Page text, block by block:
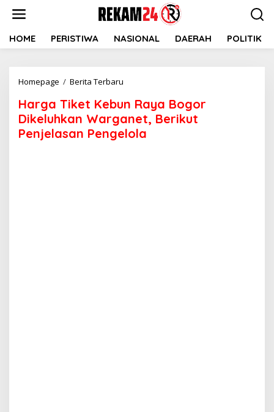
HOME PERISTIWA NASIONAL DAERAH POLITIK
Homepage / Berita Terbaru
Kebun
Raya
Bogor
Dikeluhkan
Harga Tiket Kebun Raya Bogor
Dikeluhkan Warganet, Berikut
Penjelasan Pengelola